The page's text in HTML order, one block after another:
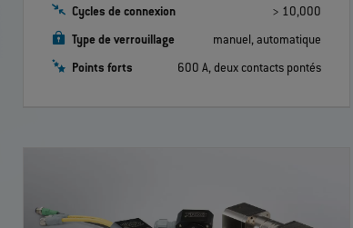
Cycles de connexion > 10,000
Type de verrouillage manuel, automatique
Points forts 600 A, deux contacts pontés